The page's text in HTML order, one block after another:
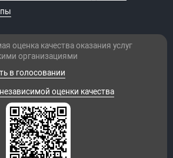
оценка качества оказания услуг
организациями
в голосовании
оценки качества